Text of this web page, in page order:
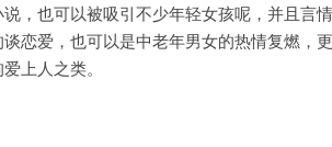
，也可以被吸引不少年轻女孩呢，并且言
恋爱，也可以是中老年男女的热情复燃，
上人之类。